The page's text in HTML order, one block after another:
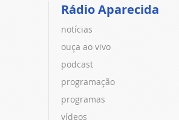
Rádio Aparecida
notícias
ouça ao vivo
podcast
programação
programas
vídeos